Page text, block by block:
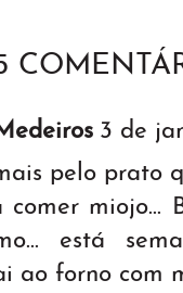
3 de
pelo prato
comer miojo...
está
ao forno com